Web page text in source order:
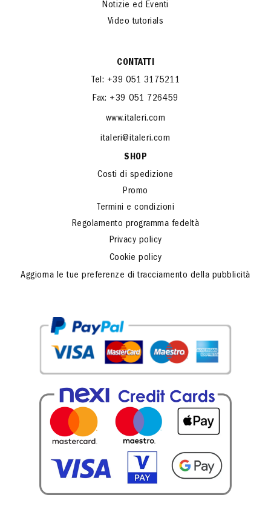
Notizie ed Eventi
Video tutorials
CONTATTI
Tel: +39 051 3175211
Fax: +39 051 726459
www.italeri.com
italeri@italeri.com
SHOP
Costi di spedizione
Promo
Termini e condizioni
Regolamento programma fedeltà
Privacy policy
Cookie policy
Aggiorna le tue preferenze di tracciamento della pubblicità